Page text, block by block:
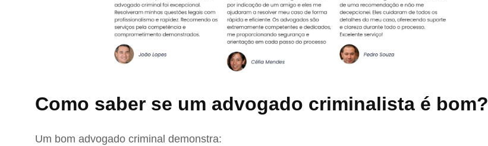
Como saber se um advogado criminalista é bom?
Um bom advogado criminal demonstra: